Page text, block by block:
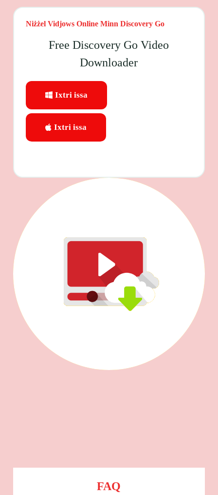
Niżżel Vidjows Online Minn Discovery Go
Free Discovery Go Video
Downloader
Ixtri issa
Ixtri issa
FAQ